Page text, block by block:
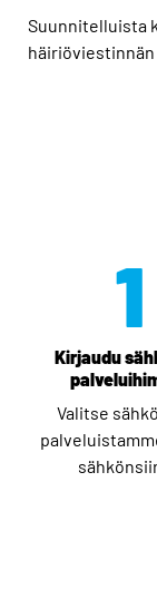
Suunnitelluista
1
Kirjaudu
Valitse